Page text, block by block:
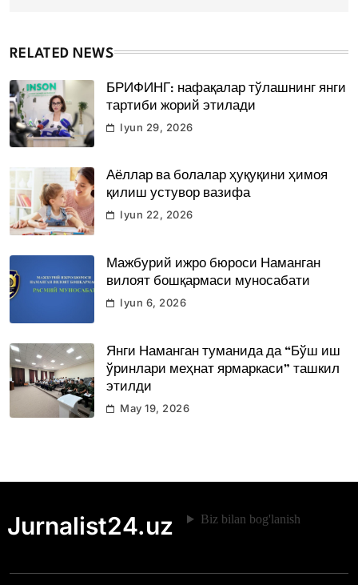
RELATED NEWS
БРИФИНГ: нафақалар тўлашнинг янги
тартиби жорий этилади
Iyun 29, 2026
Аёллар ва болалар ҳуқуқини ҳимоя
қилиш устувор вазифа
Iyun 22, 2026
Мажбурий ижро бюроси Наманган
вилоят бошқармаси муносабати
Iyun 6, 2026
Янги Наманган туманида да “Бўш иш
ўринлари меҳнат ярмаркаси” ташкил
этилди
May 19, 2026
Jurnalist24.uz Biz bilan bog'lanish